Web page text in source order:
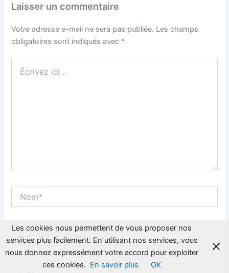
Laisser un commentaire
Votre adresse e-mail ne sera pas publiée. Les champs
obligatoires sont indiqués avec *
ici…
E-
mail*
Les cookies nous permettent de vous proposer nos
services plus facilement. En utilisant nos services, vous
nous donnez expressément votre accord pour exploiter
ces cookies. En savoir plus OK